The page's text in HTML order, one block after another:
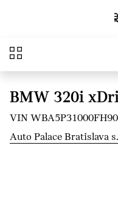
Prehľad
BMW 320i
VIN
Auto Palace Bratislava